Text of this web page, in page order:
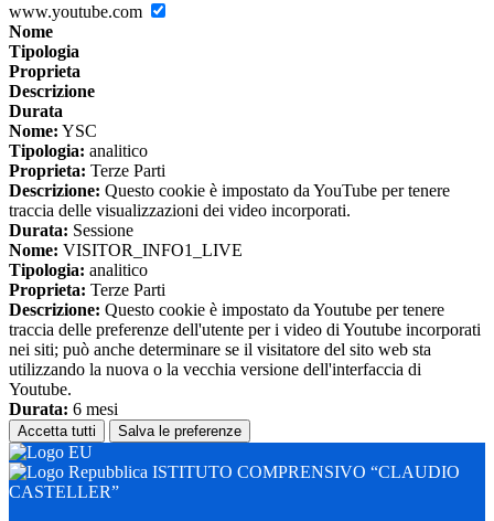
www.youtube.com
Nome
Tipologia
Proprieta
Descrizione
Durata
Nome: YSC
Tipologia: analitico
Proprieta: Terze Parti
Descrizione: Questo cookie è impostato da YouTube per tenere
traccia delle visualizzazioni dei video incorporati.
Durata: Sessione
Nome: VISITOR_INFO1_LIVE
Tipologia: analitico
Proprieta: Terze Parti
Descrizione: Questo cookie è impostato da Youtube per tenere
traccia delle preferenze dell'utente per i video di Youtube incorporati
nei siti; può anche determinare se il visitatore del sito web sta
utilizzando la nuova o la vecchia versione dell'interfaccia di
Youtube.
Durata: 6 mesi
Accetta tutti Salva le preferenze
ISTITUTO COMPRENSIVO “CLAUDIO
CASTELLER”